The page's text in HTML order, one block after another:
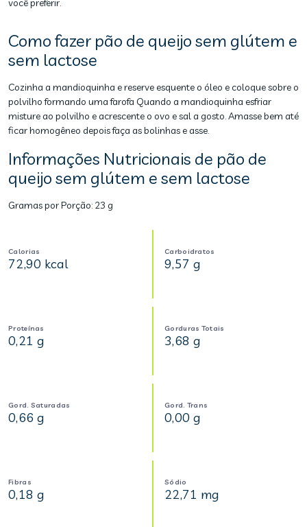
você preferir.
Como fazer pão de queijo sem glútem e
sem lactose
Cozinha a mandioquinha e reserve esquente o óleo e coloque sobre o
polvilho formando uma farofa Quando a mandioquinha esfriar
misture ao polvilho e acrescente o ovo e sal a gosto. Amasse bem até
ficar homogêneo depois faça as bolinhas e asse.
Informações Nutricionais de pão de
queijo sem glútem e sem lactose
Gramas por Porção: 23 g
Calorias
72,90 kcal
Carboidratos
9,57 g
Proteínas
0,21 g
Gorduras Totais
3,68 g
Gord. Saturadas
0,66 g
Gord. Trans
0,00 g
Fibras
0,18 g
Sódio
22,71 mg